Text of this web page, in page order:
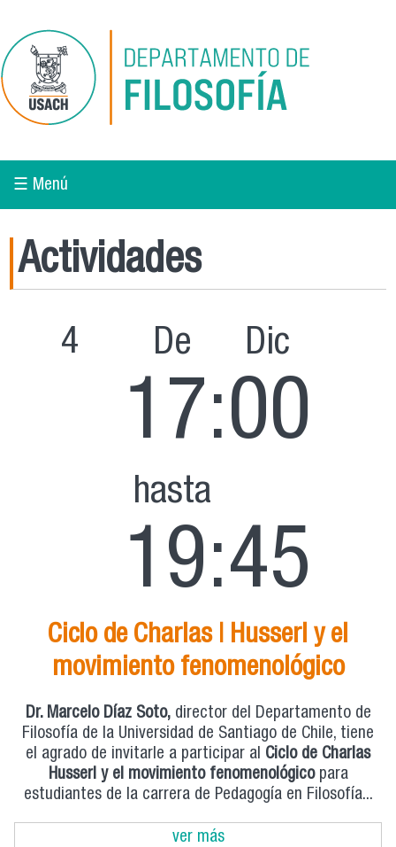
☰ Menú
Actividades
4 De
17:00
hasta
19:45
Dic
Ciclo de Charlas | Husserl y el
movimiento fenomenológico
Dr. Marcelo Díaz Soto, director del Departamento de
Filosofía de la Universidad de Santiago de Chile, tiene
el agrado de invitarle a participar al Ciclo de Charlas
Husserl y el movimiento fenomenológico para
estudiantes de la carrera de Pedagogía en Filosofía...
ver más